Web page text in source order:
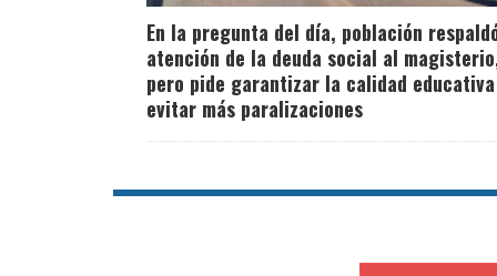
En la pregunta del día, población
atención de la deuda social al
pero pide garantizar la calidad
evitar más paralizaciones